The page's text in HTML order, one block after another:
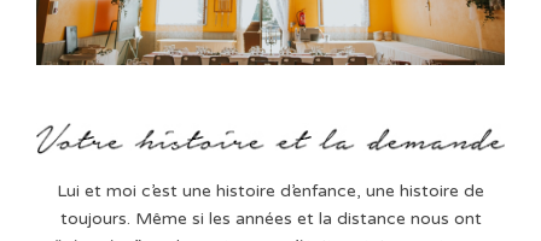
Lui et moi c’est une histoire d’enfance, une histoire de
toujours. Même si les années et la distance nous ont